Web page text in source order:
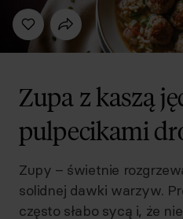
Zupa z kaszą
pulpecikami
Zupy – świetnie
solidnej dawki warzyw.
często słabo sycą i, że